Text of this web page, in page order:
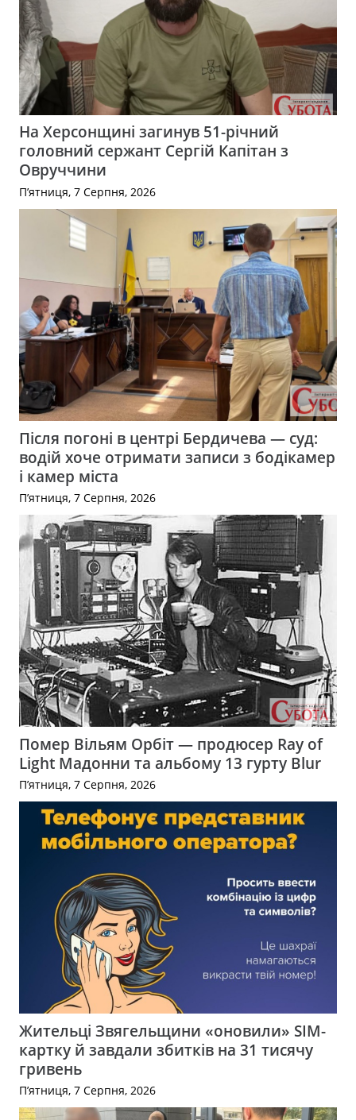
На Херсонщині загинув 51-річний
головний сержант Сергій Капітан з
Овруччини
П’ятниця, 7 Серпня, 2026
Після погоні в центрі Бердичева — суд:
водій хоче отримати записи з бодікамер
і камер міста
П’ятниця, 7 Серпня, 2026
Помер Вільям Орбіт — продюсер Ray of
Light Мадонни та альбому 13 гурту Blur
П’ятниця, 7 Серпня, 2026
Жительці Звягельщини «оновили» SIM-
картку й завдали збитків на 31 тисячу
гривень
П’ятниця, 7 Серпня, 2026